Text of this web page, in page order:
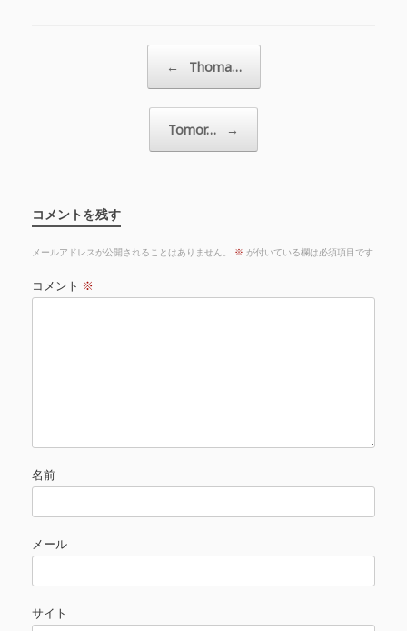
← Thoma…
Tomor… →
コメントを残す
メールアドレスが公開されることはありません。 ※ が付いている欄は必須項目です
コメント ※
名前
メール
サイト